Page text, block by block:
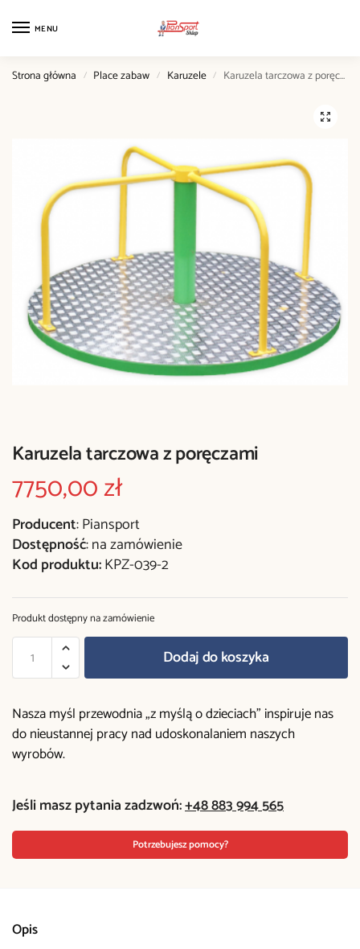
MENU
Strona główna / Place zabaw / Karuzele / Karuzela tarczowa z poręczami
Karuzela tarczowa z poręczami
7750,00zł
Producent: Piansport
Dostępność: na zamówienie
Kod produktu:KPZ-039-2
Produkt dostępny na zamówienie
Dodaj do koszyka
Nasza myśl przewodnia „z myślą o dzieciach” inspiruje nas
do nieustannej pracy nad udoskonalaniem naszych
wyrobów.
Jeśli masz pytania zadzwoń:+48 883 994 565
Potrzebujesz pomocy?
Opis